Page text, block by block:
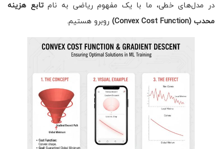
در مدل‌های خطی، ما با یک مفهوم ریاضی به نامتابع هزینه
محدب (Convex Cost Function) روبرو هستیم.